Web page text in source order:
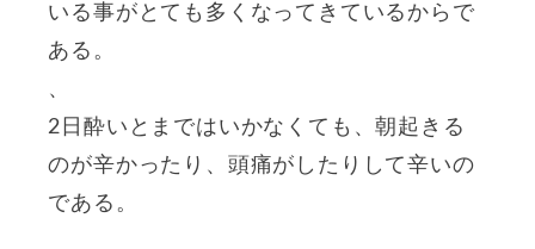
いる事がとても多くなってきているからで
ある。
、
2日酔いとまではいかなくても、朝起きる
のが辛かったり、頭痛がしたりして辛いの
である。